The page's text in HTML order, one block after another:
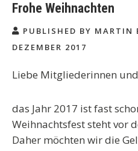
Frohe Weihnachten
PUBLISHED BY MARTIN
DEZEMBER 2017
Liebe Mitgliederinnen
das Jahr 2017 ist fast
Weihnachtsfest steht vor
Daher möchten wir die